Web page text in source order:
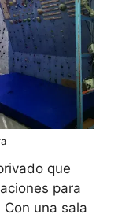
que
para
una sala